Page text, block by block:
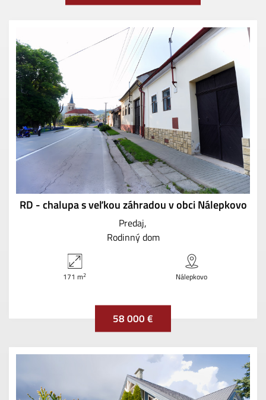
RD - chalupa s veľkou záhradou v obci Nálepkovo
Predaj
Rodinný dom
171 m2 Nálepkovo
58 000 €